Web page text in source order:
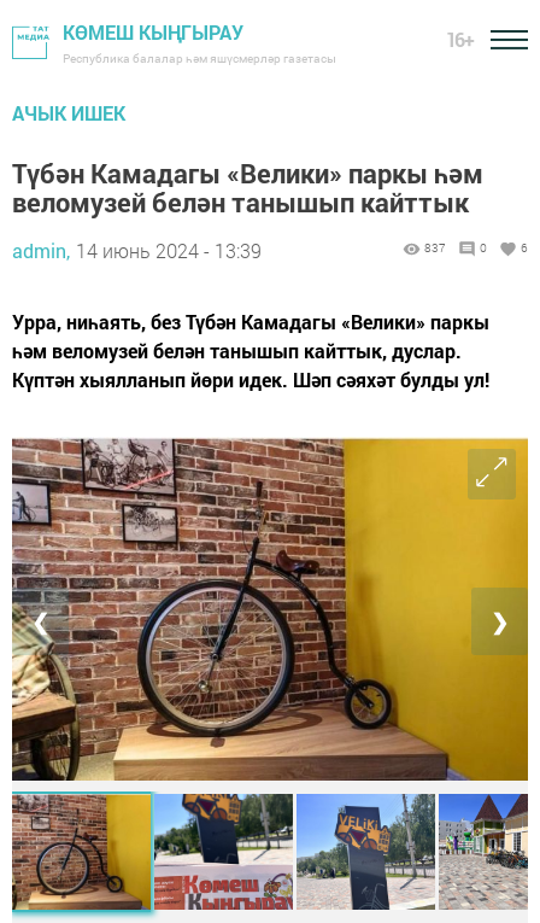
КӨМЕШ КЫҢГЫРАУ
Республика балалар һәм яшүсмерләр газетасы
16+
АЧЫК ИШЕК
Түбән Камадагы «Велики» паркы һәм
веломузей белән танышып кайттык
admin, 14 июнь 2024 - 13:39 837 0 6
Урра, ниһаять, без Түбән Камадагы «Велики» паркы
һәм веломузей белән танышып кайттык, дуслар.
Күптән хыялланып йөри идек. Шәп сәяхәт булды ул!
❮ ❯